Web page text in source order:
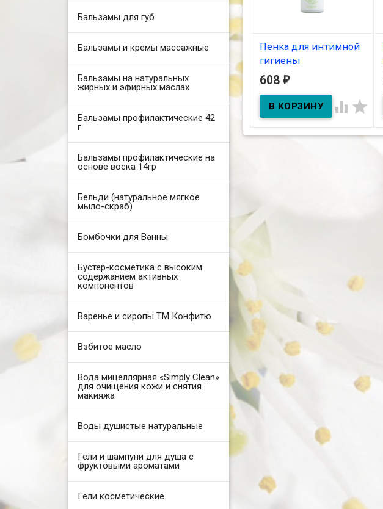
Бальзамы для губ
Бальзамы и кремы массажные
Бальзамы на натуральных
жирных и эфирных маслах
Бальзамы профилактические 42
г
Бальзамы профилактические на
основе воска 14гр
Бельди (натуральное мягкое
мыло-скраб)
Бомбочки для Ванны
Бустер-косметика с высоким
содержанием активных
компонентов
Варенье и сиропы ТМ Конфитю
Взбитое масло
Вода мицеллярная «Simply Clean»
для очищения кожи и снятия
макияжа
Воды душистые натуральные
Гели и шампуни для душа с
фруктовыми ароматами
Гели косметические
Пенка для интимной
гигиены
АКВАБИОЛИС с алоэ
В наличии
608 ₽
 